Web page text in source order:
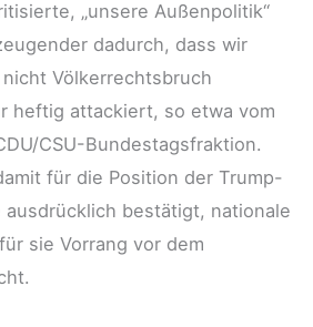
„unsere Außenpolitik“
dadurch, dass wir
Völkerrechtsbruch
heftig attackiert, so etwa vom
CSU-Bundestagsfraktion.
für die Position der Trump-
bestätigt, nationale
sie Vorrang vor dem